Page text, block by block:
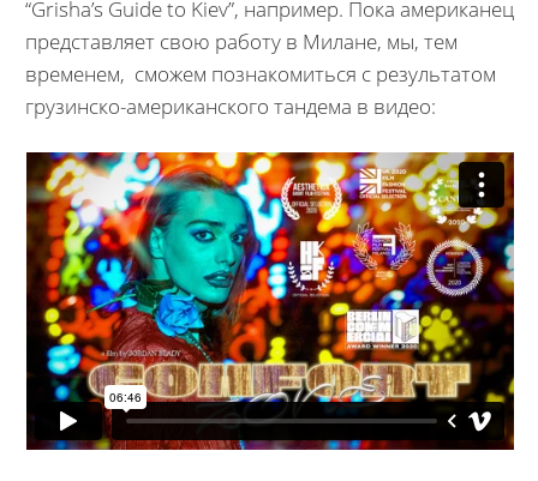
“Grisha’s Guide to Kiev”, например. Пока американец
представляет свою работу в Милане, мы, тем
временем, сможем познакомиться с результатом
грузинско-американского тандема в видео: